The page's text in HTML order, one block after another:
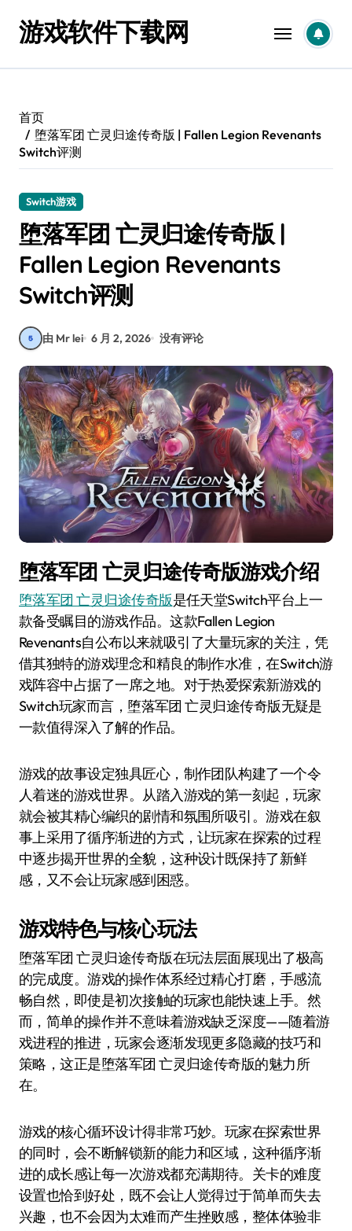
游戏软件下载网
首页
堕落军团 亡灵归途传奇版 | Fallen Legion Revenants
Switch评测
Switch游戏
堕落军团 亡灵归途传奇版 |
Fallen Legion Revenants
Switch评测
由 Mr lei 6 月 2, 2026 没有评论
堕落军团 亡灵归途传奇版游戏介绍
堕落军团 亡灵归途传奇版是任天堂Switch平台上一
款备受瞩目的游戏作品。这款Fallen Legion
Revenants自公布以来就吸引了大量玩家的关注，凭
借其独特的游戏理念和精良的制作水准，在Switch游
戏阵容中占据了一席之地。对于热爱探索新游戏的
Switch玩家而言，堕落军团 亡灵归途传奇版无疑是
一款值得深入了解的作品。
游戏的故事设定独具匠心，制作团队构建了一个令
人着迷的游戏世界。从踏入游戏的第一刻起，玩家
就会被其精心编织的剧情和氛围所吸引。游戏在叙
事上采用了循序渐进的方式，让玩家在探索的过程
中逐步揭开世界的全貌，这种设计既保持了新鲜
感，又不会让玩家感到困惑。
游戏特色与核心玩法
堕落军团 亡灵归途传奇版在玩法层面展现出了极高
的完成度。游戏的操作体系经过精心打磨，手感流
畅自然，即使是初次接触的玩家也能快速上手。然
而，简单的操作并不意味着游戏缺乏深度——随着游
戏进程的推进，玩家会逐渐发现更多隐藏的技巧和
策略，这正是堕落军团 亡灵归途传奇版的魅力所
在。
游戏的核心循环设计得非常巧妙。玩家在探索世界
的同时，会不断解锁新的能力和区域，这种循序渐
进的成长感让每一次游戏都充满期待。关卡的难度
设置也恰到好处，既不会让人觉得过于简单而失去
兴趣，也不会因为太难而产生挫败感，整体体验非